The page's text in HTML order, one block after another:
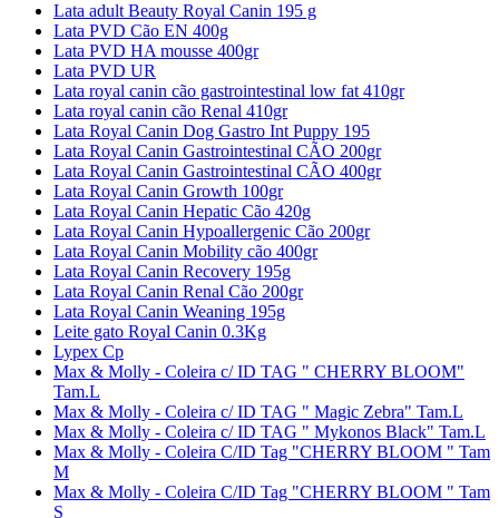
Lata adult Beauty Royal Canin 195 g
Lata PVD Cão EN 400g
Lata PVD HA mousse 400gr
Lata PVD UR
Lata royal canin cão gastrointestinal low fat 410gr
Lata royal canin cão Renal 410gr
Lata Royal Canin Dog Gastro Int Puppy 195
Lata Royal Canin Gastrointestinal CÃO 200gr
Lata Royal Canin Gastrointestinal CÃO 400gr
Lata Royal Canin Growth 100gr
Lata Royal Canin Hepatic Cão 420g
Lata Royal Canin Hypoallergenic Cão 200gr
Lata Royal Canin Mobility cão 400gr
Lata Royal Canin Recovery 195g
Lata Royal Canin Renal Cão 200gr
Lata Royal Canin Weaning 195g
Leite gato Royal Canin 0.3Kg
Lypex Cp
Max & Molly - Coleira c/ ID TAG " CHERRY BLOOM"
Tam.L
Max & Molly - Coleira c/ ID TAG " Magic Zebra" Tam.L
Max & Molly - Coleira c/ ID TAG " Mykonos Black" Tam.L
Max & Molly - Coleira C/ID Tag "CHERRY BLOOM " Tam
M
Max & Molly - Coleira C/ID Tag "CHERRY BLOOM " Tam
S